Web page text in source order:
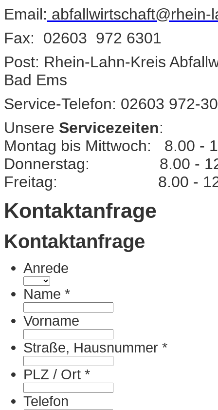
Email: abfallwirtschaft@rhein-
Fax: 02603 972 6301
Post: Rhein-Lahn-Kreis
Bad Ems
Service-Telefon: 02603 972-
Unsere Servicezeiten:
Montag bis Mittwoch: 8.00 -
Donnerstag: 8.00 -
Freitag: 8.00 -
Kontaktanfrage
Kontaktanfrage
Anrede
Name *
Vorname
Straße, Hausnummer *
PLZ / Ort *
Telefon